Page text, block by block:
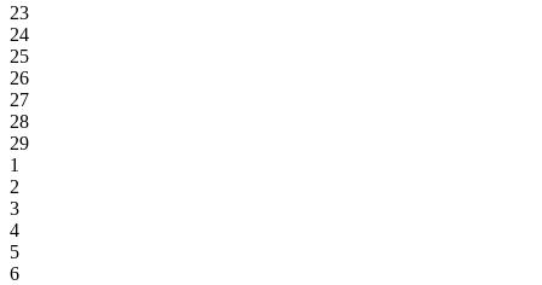
23
24
25
26
27
28
29
1
2
3
4
5
6